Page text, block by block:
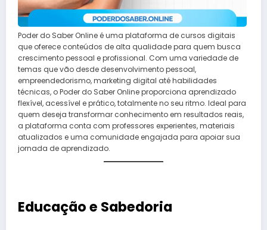
Poder do Saber Online é uma plataforma de cursos digitais
que oferece conteúdos de alta qualidade para quem busca
crescimento pessoal e profissional. Com uma variedade de
temas que vão desde desenvolvimento pessoal,
empreendedorismo, marketing digital até habilidades
técnicas, o Poder do Saber Online proporciona aprendizado
flexível, acessível e prático, totalmente no seu ritmo. Ideal para
quem deseja transformar conhecimento em resultados reais,
a plataforma conta com professores experientes, materiais
atualizados e uma comunidade engajada para apoiar sua
jornada de aprendizado.
Educação e Sabedoria